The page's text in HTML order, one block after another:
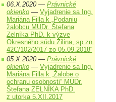
06.X.2020 — Právnické
okienko — Vyjadrenie sa Ing.
Mariána Filla k „Podaniu
žalobcu MUDr. Štefana
Zelníka PhD. k výzve
Okresného súdu Žilina, sp.zn.
42C/102/2017 zo 05.09.2018“
05.X.2020 — Právnické
okienko — Vyjadrenie sa Ing.
Mariána Filla k „Žalobe o
ochranu osobnosti“ MUDr.
Štefana ZELNÍKA PhD.
z utorka 5.XII.2017